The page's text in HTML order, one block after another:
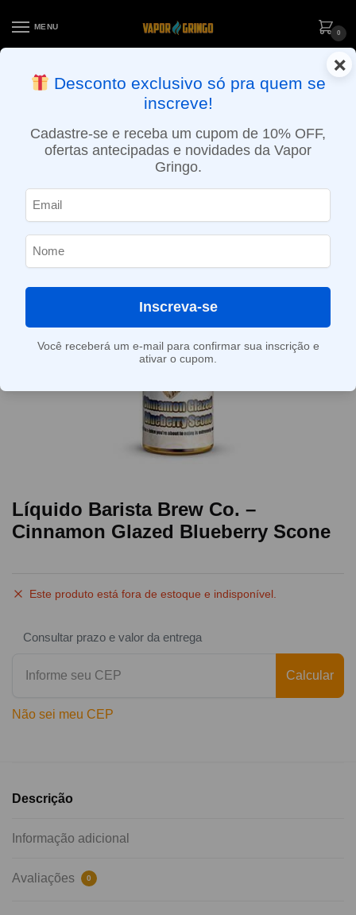
MENU
0
ENTREGA NO MESMO DIA EM SÃO PAULO (SEG A SEX): PEDIDOS
APROVADOS ATÉ 15:30 VIA MOTOBOY
Líquido Barista Brew Co. –
Cinnamon Glazed Blueberry Scone
Este produto está fora de estoque e indisponível.
Consultar prazo e valor da entrega
Calcular
Não sei meu CEP
Descrição
Informação adicional
Avaliações 0
×
Desconto exclusivo só pra quem se
inscreve!
Cadastre-se e receba um cupom de 10% OFF,
ofertas antecipadas e novidades da Vapor
Gringo.
Inscreva-se
Você receberá um e-mail para confirmar sua inscrição e
ativar o cupom.